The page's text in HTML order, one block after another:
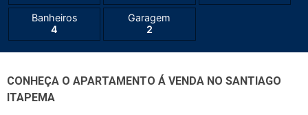
Banheiros
4
Garagem
2
CONHEÇA O APARTAMENTO Á VENDA NO SANTIAGO
ITAPEMA